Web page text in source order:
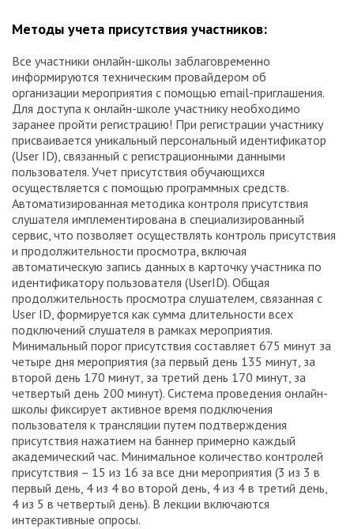
Методы учета присутствия участников:
Все участники онлайн-школы заблаговременно
информируются техническим провайдером об
организации мероприятия с помощью email-приглашения.
Для доступа к онлайн-школе участнику необходимо
заранее пройти регистрацию! При регистрации участнику
присваивается уникальный персональный идентификатор
(User ID), связанный с регистрационными данными
пользователя. Учет присутствия обучающихся
осуществляется с помощью программных средств.
Автоматизированная методика контроля присутствия
слушателя имплементирована в специализированный
сервис, что позволяет осуществлять контроль присутствия
и продолжительности просмотра, включая
автоматическую запись данных в карточку участника по
идентификатору пользователя (UserID). Общая
продолжительность просмотра слушателем, связанная с
User ID, формируется как сумма длительности всех
подключений слушателя в рамках мероприятия.
Минимальный порог присутствия составляет 675 минут за
четыре дня мероприятия (за первый день 135 минут, за
второй день 170 минут, за третий день 170 минут, за
четвертый день 200 минут). Система проведения онлайн-
школы фиксирует активное время подключения
пользователя к трансляции путем подтверждения
присутствия нажатием на баннер примерно каждый
академический час. Минимальное количество контролей
присутствия – 15 из 16 за все дни мероприятия (3 из 3 в
первый день, 4 из 4 во второй день, 4 из 4 в третий день,
4 из 5 в четвертый день). В лекции включаются
интерактивные опросы.